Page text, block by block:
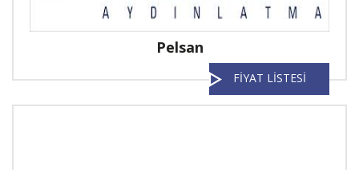
Pelsan
FİYAT LİSTESİ